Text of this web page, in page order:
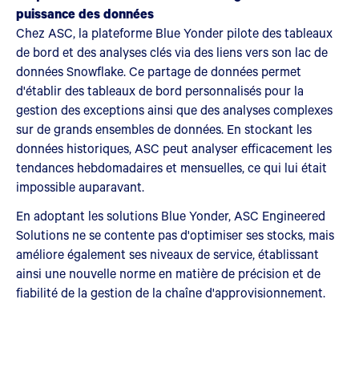
puissance des données
Chez ASC, la plateforme Blue Yonder pilote des tableaux
de bord et des analyses clés via des liens vers son lac de
données Snowflake. Ce partage de données permet
d'établir des tableaux de bord personnalisés pour la
gestion des exceptions ainsi que des analyses complexes
sur de grands ensembles de données. En stockant les
données historiques, ASC peut analyser efficacement les
tendances hebdomadaires et mensuelles, ce qui lui était
impossible auparavant.
En adoptant les solutions Blue Yonder, ASC Engineered
Solutions ne se contente pas d'optimiser ses stocks, mais
améliore également ses niveaux de service, établissant
ainsi une nouvelle norme en matière de précision et de
fiabilité de la gestion de la chaîne d'approvisionnement.